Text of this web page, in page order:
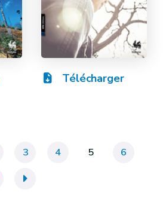
Télécharger
3 4 5
6
»